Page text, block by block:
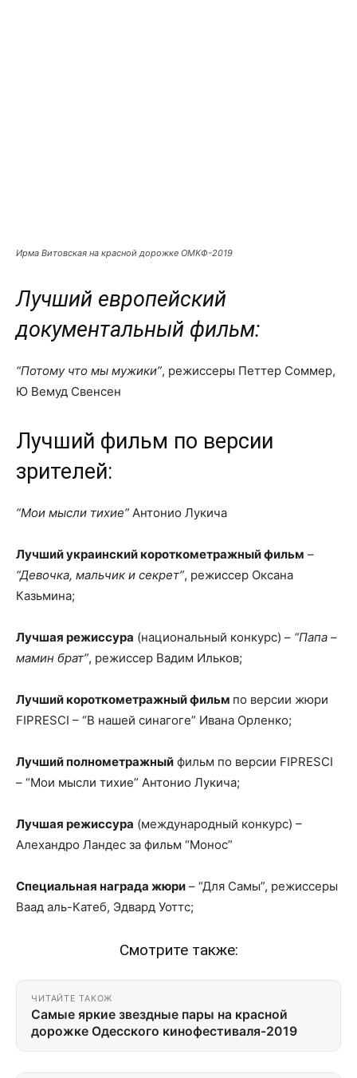
Ирма Витовская на красной дорожке ОМКФ-2019
Лучший европейский
документальный фильм:
“Потому что мы мужики”, режиссеры Петтер Соммер,
Ю Вемуд Свенсен
Лучший фильм по версии
зрителей:
“Мои мысли тихие” Антонио Лукича
Лучший украинский короткометражный фильм –
“Девочка, мальчик и секрет”, режиссер Оксана
Казьмина;
Лучшая режиссура (национальный конкурс) – “Папа –
мамин брат”, режиссер Вадим Ильков;
Лучший короткометражный фильм по версии жюри
FIPRESCI – “В нашей синагоге” Ивана Орленко;
Лучший полнометражный фильм по версии FIPRESCI
– “Мои мысли тихие” Антонио Лукича;
Лучшая режиссура (международный конкурс) –
Алехандро Ландес за фильм “Монос”
Специальная награда жюри – “Для Самы”, режиссеры
Ваад аль-Катеб, Эдвард Уоттс;
Смотрите также:
ЧИТАЙТЕ ТАКОЖ
Самые яркие звездные пары на красной
дорожке Одесского кинофестиваля-2019